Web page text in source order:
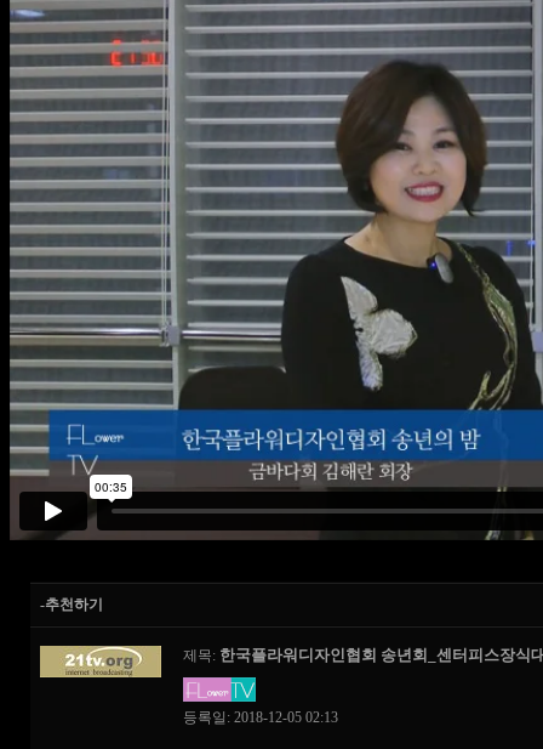
-추천하기
제목: 한국플라워디자인협회 송년회_센터피스장식
등록일: 2018-12-05 02:13